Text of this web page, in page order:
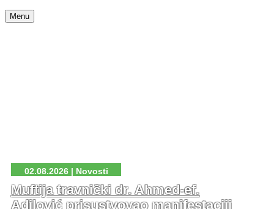
Menu
02.08.2026 | Novosti
Muftija travnički dr. Ahmed-ef.
Adilović prisustvovao manifestaciji